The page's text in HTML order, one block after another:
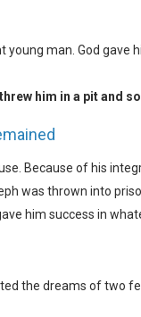
man. God
threw him in a pit and
Because of his
was thrown into
him success in
the dreams of two